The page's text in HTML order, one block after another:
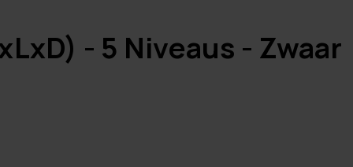
- 5 Niveaus - Zwaar